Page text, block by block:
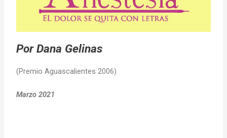
Por Dana Gelinas
(Premio Aguascalientes 2006)
Marzo 2021